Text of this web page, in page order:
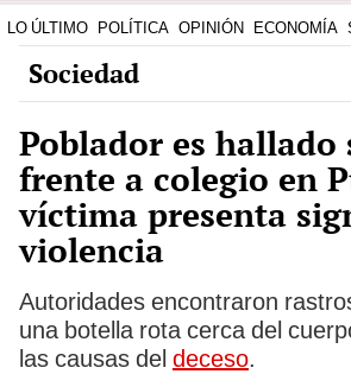
LO ÚLTIMO POLÍTICA OPINIÓN ECONOMÍA
Sociedad
Poblador es hallado
frente a colegio en
víctima presenta
violencia
Autoridades encontraron
una botella rota cerca del
las causas del deceso.